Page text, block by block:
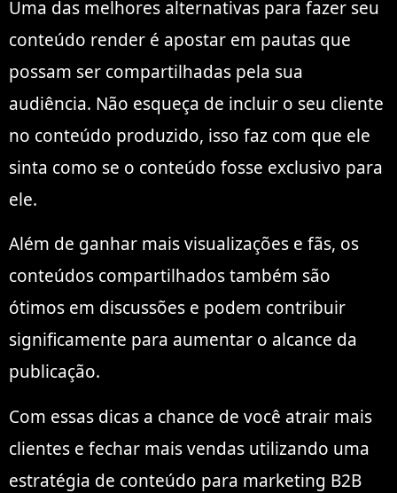
Uma das melhores alternativas para fazer seu
conteúdo render é apostar em pautas que
possam ser compartilhadas pela sua
audiência. Não esqueça de incluir o seu cliente
no conteúdo produzido, isso faz com que ele
sinta como se o conteúdo fosse exclusivo para
ele.
Além de ganhar mais visualizações e fãs, os
conteúdos compartilhados também são
ótimos em discussões e podem contribuir
significamente para aumentar o alcance da
publicação.
Com essas dicas a chance de você atrair mais
clientes e fechar mais vendas utilizando uma
estratégia de conteúdo para marketing B2B